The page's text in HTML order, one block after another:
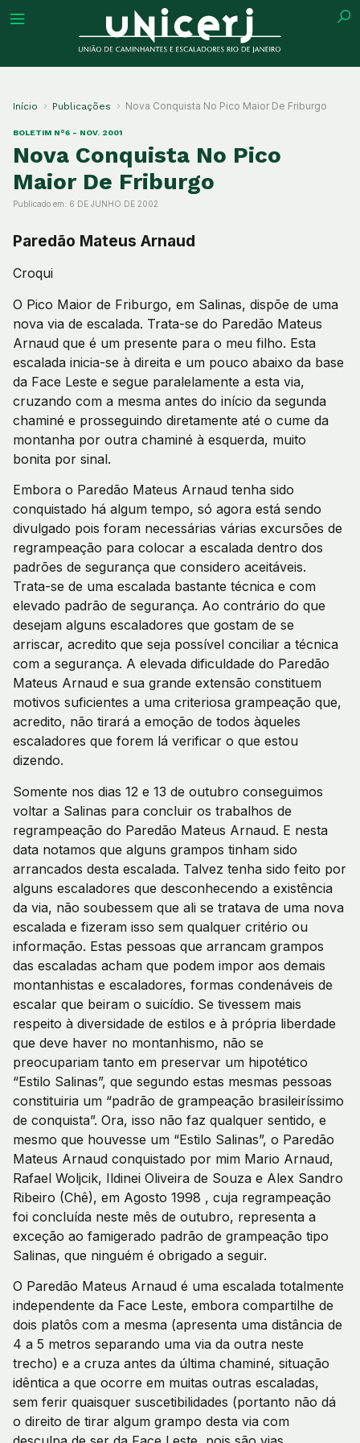
Início Publicações Nova Conquista No Pico Maior De Friburgo
BOLETIM N°6 - NOV. 2001
Nova Conquista No Pico
Maior De Friburgo
Publicado em: 6 DE JUNHO DE 2002
Paredão Mateus Arnaud
Croqui
O Pico Maior de Friburgo, em Salinas, dispõe de uma
nova via de escalada. Trata-se do Paredão Mateus
Arnaud que é um presente para o meu filho. Esta
escalada inicia-se à direita e um pouco abaixo da base
da Face Leste e segue paralelamente a esta via,
cruzando com a mesma antes do início da segunda
chaminé e prosseguindo diretamente até o cume da
montanha por outra chaminé à esquerda, muito
bonita por sinal.
Embora o Paredão Mateus Arnaud tenha sido
conquistado há algum tempo, só agora está sendo
divulgado pois foram necessárias várias excursões de
regrampeação para colocar a escalada dentro dos
padrões de segurança que considero aceitáveis.
Trata-se de uma escalada bastante técnica e com
elevado padrão de segurança. Ao contrário do que
desejam alguns escaladores que gostam de se
arriscar, acredito que seja possível conciliar a técnica
com a segurança. A elevada dificuldade do Paredão
Mateus Arnaud e sua grande extensão constituem
motivos suficientes a uma criteriosa grampeação que,
acredito, não tirará a emoção de todos àqueles
escaladores que forem lá verificar o que estou
dizendo.
Somente nos dias 12 e 13 de outubro conseguimos
voltar a Salinas para concluir os trabalhos de
regrampeação do Paredão Mateus Arnaud. E nesta
data notamos que alguns grampos tinham sido
arrancados desta escalada. Talvez tenha sido feito por
alguns escaladores que desconhecendo a existência
da via, não soubessem que ali se tratava de uma nova
escalada e fizeram isso sem qualquer critério ou
informação. Estas pessoas que arrancam grampos
das escaladas acham que podem impor aos demais
montanhistas e escaladores, formas condenáveis de
escalar que beiram o suicídio. Se tivessem mais
respeito à diversidade de estilos e à própria liberdade
que deve haver no montanhismo, não se
preocupariam tanto em preservar um hipotético
“Estilo Salinas”, que segundo estas mesmas pessoas
constituiria um “padrão de grampeação brasileiríssimo
de conquista”. Ora, isso não faz qualquer sentido, e
mesmo que houvesse um “Estilo Salinas”, o Paredão
Mateus Arnaud conquistado por mim Mario Arnaud,
Rafael Woljcik, Ildinei Oliveira de Souza e Alex Sandro
Ribeiro (Chê), em Agosto 1998 , cuja regrampeação
foi concluída neste mês de outubro, representa a
exceção ao famigerado padrão de grampeação tipo
Salinas, que ninguém é obrigado a seguir.
O Paredão Mateus Arnaud é uma escalada totalmente
independente da Face Leste, embora compartilhe de
dois platôs com a mesma (apresenta uma distância de
4 a 5 metros separando uma via da outra neste
trecho) e a cruza antes da última chaminé, situação
idêntica a que ocorre em muitas outras escaladas,
sem ferir quaisquer suscetibilidades (portanto não dá
o direito de tirar algum grampo desta via com